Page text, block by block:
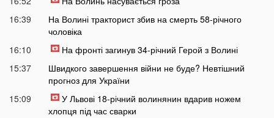
16:39
На Волині тракторист збив на смерть 58-річного
чоловіка
16:10
На фронті загинув 34-річний Герой з Волині
15:37
Швидкого завершення війни не буде? Невтішний
прогноз для України
15:09
У Львові 18-річний волинянин вдарив ножем
хлопця під час сварки